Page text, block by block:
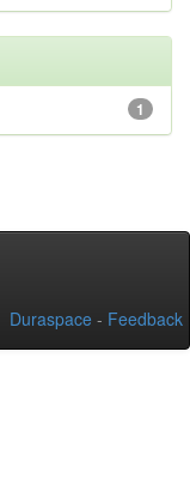
1
Duraspace - Feedback